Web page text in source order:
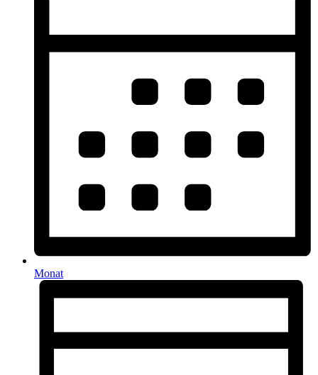
Monat